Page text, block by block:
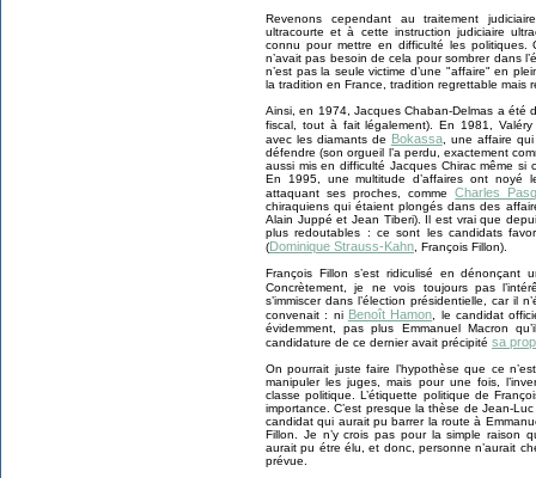
Revenons cependant au traitement
ultracourte et à cette instruction judiciaire
connu pour mettre en difficulté les politiques.
n’avait pas besoin de cela pour sombrer dans
n’est pas la seule victime d’une "affaire" en
la tradition en France, tradition regrettable
Ainsi, en 1974, Jacques Chaban-Delmas a été
fiscal, tout à fait légalement). En 1981,
avec les diamants de Bokassa, une affaire qui
défendre (son orgueil l’a perdu, exactement
aussi mis en difficulté Jacques Chirac même
En 1995, une multitude d’affaires ont noyé
attaquant ses proches, commeCharles
chiraquiens qui étaient plongés dans des
Alain Juppé et Jean Tiberi). Il est vrai que
plus redoutables : ce sont les candidats
(Dominique Strauss-Kahn , François Fillon).
François Fillon s’est ridiculisé en
Concrètement, je ne vois toujours pas
s’immiscer dans l’élection présidentielle, car il
convenait : ni Benoît Hamon , le candidat
évidemment, pas plus Emmanuel Macron
candidature de ce dernier avait précipité sa
On pourrait juste faire l’hypothèse que ce
manipuler les juges, mais pour une fois,
classe politique. L’étiquette politique de
importance. C’est presque la thèse de Jean-
candidat qui aurait pu barrer la route à
Fillon. Je n’y crois pas pour la simple raison
aurait pu étre élu, et donc, personne n’aurait
prévue.